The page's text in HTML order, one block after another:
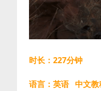
时长：227分钟
语言：英语 中文教